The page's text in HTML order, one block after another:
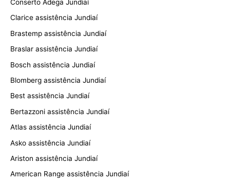
Conserto Adega Jundiaí
Clarice assistência Jundiaí
Brastemp assistência Jundiaí
Braslar assistência Jundiaí
Bosch assistência Jundiaí
Blomberg assistência Jundiaí
Best assistência Jundiaí
Bertazzoni assistência Jundiaí
Atlas assistência Jundiaí
Asko assistência Jundiaí
Ariston assistência Jundiaí
American Range assistência Jundiaí